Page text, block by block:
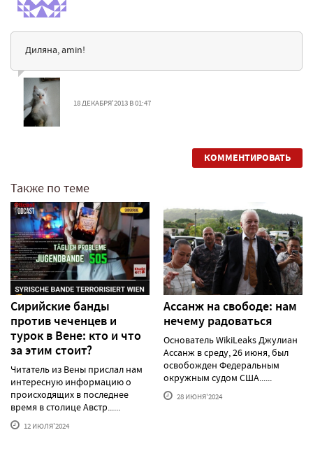
Диляна, amin!
18 ДЕКАБРЯ'2013 В 01:47
КОММЕНТИРОВАТЬ
Также по теме
Сирийские банды
против чеченцев и
турок в Вене: кто и что
за этим стоит?
Читатель из Вены прислал нам
интересную информацию о
происходящих в последнее
время в столице Австр......
12 ИЮЛЯ'2024
Ассанж на свободе: нам
нечему радоваться
Основатель WikiLeaks Джулиан
Ассанж в среду, 26 июня, был
освобожден Федеральным
окружным судом США......
28 ИЮНЯ'2024